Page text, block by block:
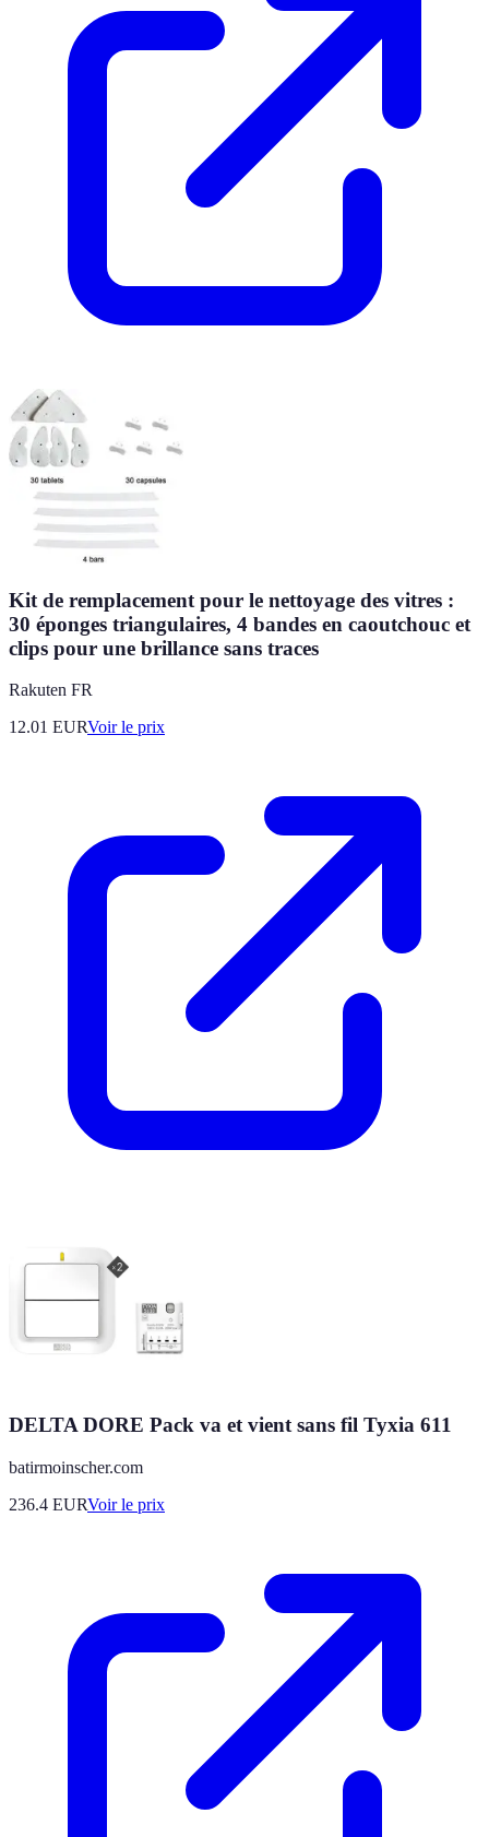
Kit de remplacement pour le nettoyage des vitres :
30 éponges triangulaires, 4 bandes en caoutchouc et
clips pour une brillance sans traces
Rakuten FR
12.01 EURVoir le prix
DELTA DORE Pack va et vient sans fil Tyxia 611
batirmoinscher.com
236.4 EURVoir le prix